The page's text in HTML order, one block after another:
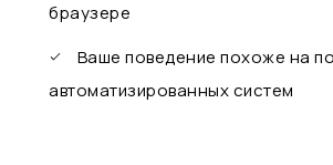
браузере
Ваше поведение похоже на
автоматизированных систем